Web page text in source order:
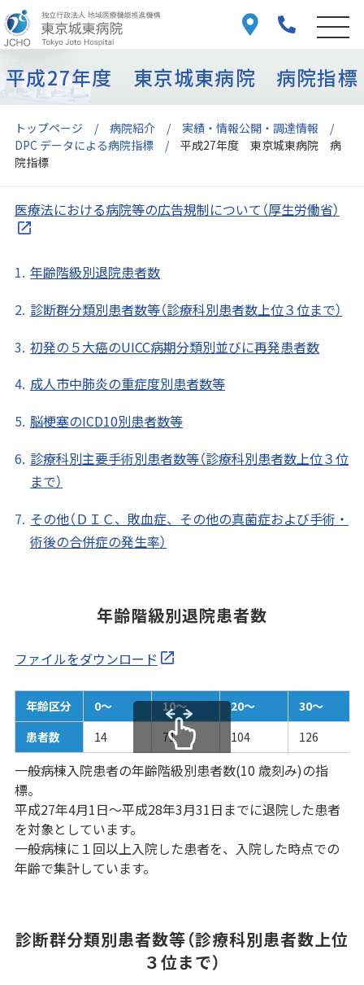
トップページ 病院紹介
実績・情報公開・調達情報
DPC データによる病院指標
平成27年度 東京城東病院 病
院指標
平成27年度 東京城東病院 病院指標
医療法における病院等の広告規制について（厚生労働省）
年齢階級別退院患者数
診断群分類別患者数等（診療科別患者数上位３位まで）
初発の５大癌のUICC病期分類別並びに再発患者数
成人市中肺炎の重症度別患者数等
脳梗塞のICD10別患者数等
診療科別主要手術別患者数等（診療科別患者数上位３位
まで）
その他（ＤＩＣ、敗血症、その他の真菌症および手術・
術後の合併症の発生率）
年齢階級別退院患者数
ファイルをダウンロード
年齢区分 0～ 10～ 20～
30～
患者数
14 71 104 126
一般病棟入院患者の年齢階級別患者数(10 歳刻み)の指
標。
平成27年4月1日～平成28年3月31日までに退院した患者
を対象としています。
一般病棟に１回以上入院した患者を、入院した時点での
年齢で集計しています。
診断群分類別患者数等（診療科別患者数上位
３位まで）